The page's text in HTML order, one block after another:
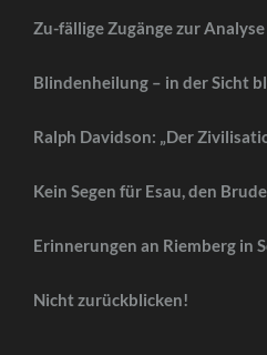
Zu-fällige Zugänge zur
Blindenheilung – in der Sicht
Ralph Davidson: „Der
Kein Segen für Esau, den
Erinnerungen an Riemberg in
Nicht zurückblicken!